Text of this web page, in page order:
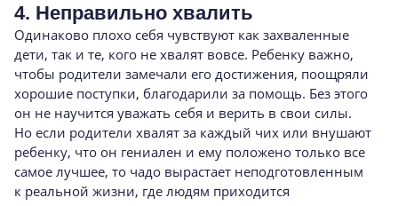
4. Неправильно хвалить
Одинаково плохо себя чувствуют как захваленные
дети, так и те, кого не хвалят вовсе. Ребенку важно,
чтобы родители замечали его достижения, поощряли
хорошие поступки, благодарили за помощь. Без этого
он не научится уважать себя и верить в свои силы.
Но если родители хвалят за каждый чих или внушают
ребенку, что он гениален и ему положено только все
самое лучшее, то чадо вырастает неподготовленным
к реальной жизни, где людям приходится